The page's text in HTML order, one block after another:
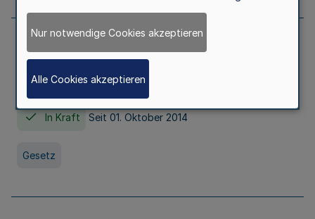
Gesetz über die Hochschulen des Landes
Nordrhein-Westfalen (Hochschulgesetz -
HG)
In Kraft Seit 01. Oktober 2014
Gesetz
Nur notwendige Cookies akzeptieren
Alle Cookies akzeptieren